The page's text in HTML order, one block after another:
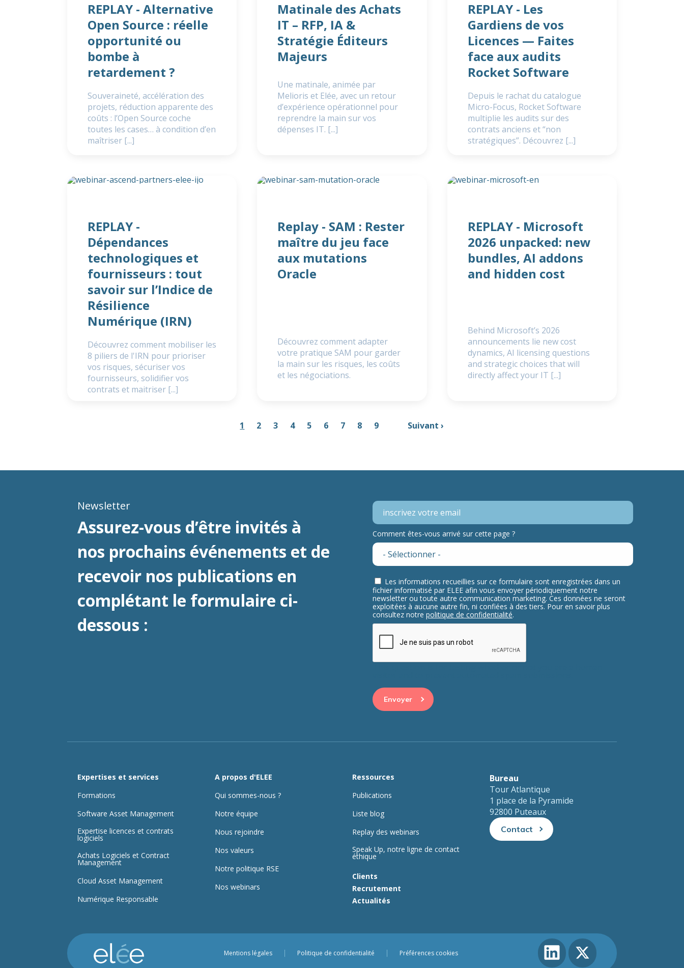
REPLAY - Alternative
Open Source : réelle
opportunité ou
bombe à
retardement ?
Souveraineté, accélération des
projets, réduction apparente des
coûts : l’Open Source coche
toutes les cases… à condition d’en
maîtriser [...]
Matinale des Achats
IT – RFP, IA &
Stratégie Éditeurs
Majeurs
Une matinale, animée par
Melioris et Elée, avec un retour
d’expérience opérationnel pour
reprendre la main sur vos
dépenses IT. [...]
REPLAY - Les
Gardiens de vos
Licences — Faites
face aux audits
Rocket Software
Depuis le rachat du catalogue
Micro-Focus, Rocket Software
multiplie les audits sur des
contrats anciens et “non
stratégiques”. Découvrez [...]
REPLAY -
Dépendances
technologiques et
fournisseurs : tout
savoir sur l’Indice de
Résilience
Numérique (IRN)
Découvrez comment mobiliser les
8 piliers de l'IRN pour prioriser
vos risques, sécuriser vos
fournisseurs, solidifier vos
contrats et maitriser [...]
Replay - SAM : Rester
maître du jeu face
aux mutations
Oracle
Découvrez comment adapter
votre pratique SAM pour garder
la main sur les risques, les coûts
et les négociations.
REPLAY - Microsoft
2026 unpacked: new
bundles, AI addons
and hidden cost
Behind Microsoft’s 2026
announcements lie new cost
dynamics, AI licensing questions
and strategic choices that will
directly affect your IT [...]
1 2 3 4 5 6 7 8 9 Suivant ›
Newsletter
Assurez-vous d’être invités à
nos prochains événements et de
recevoir nos publications en
complétant le formulaire ci-
dessous :
Comment êtes-vous arrivé sur cette page ?
Les informations recueillies sur ce formulaire sont enregistrées dans un
fichier informatisé par ELEE afin vous envoyer périodiquement notre
newsletter ou toute autre communication marketing. Ces données ne seront
exploitées à aucune autre fin, ni confiées à des tiers. Pour en savoir plus
consultez notre politique de confidentialité.
Expertises et services
Formations
Software Asset Management
Expertise licences et contrats
logiciels
Achats Logiciels et Contract
Management
Cloud Asset Management
Numérique Responsable
A propos d'ELEE
Qui sommes-nous ?
Notre équipe
Nous rejoindre
Nos valeurs
Notre politique RSE
Nos webinars
Ressources
Publications
Liste blog
Replay des webinars
Speak Up, notre ligne de contact
éthique
Clients
Recrutement
Actualités
Bureau
Tour Atlantique
1 place de la Pyramide
92800 Puteaux
Contact
Mentions légales Politique de confidentialité Préférences cookies